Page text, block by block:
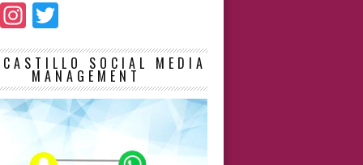
Instagram
SOCIAL MEDIA
MANAGEMENT